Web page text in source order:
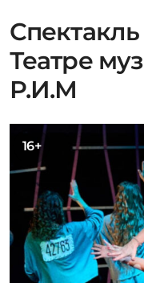
Театре
Р.И.М
16+